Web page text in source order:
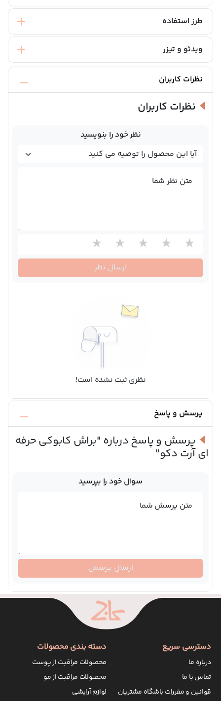
طرز استفاده
ویدئو و تیزر
نظرات کاربران
نظرات کاربران
نظر خود را بنویسید
متن نظر شما
ارسال نظر
نظری ثبت نشده است!
پرسش و پاسخ
پرسش و پاسخ درباره "براش کابوکی حرفه
ای آرت دکو"
سوال خود را بپرسید
متن پرسش شما
ارسال پرسش
دسترسی سریع
درباره ما
تماس با ما
قوانین و مقررات باشگاه مشتریان
دسته بندی محصولات
محصولات مراقبت از پوست
محصولات مراقبت از مو
لوازم آرایشی